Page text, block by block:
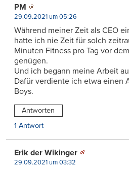
PM
29.09.2021 um 05:26
Während meiner Zeit als CEO
hatte ich nie Zeit für solch
Minuten Fitness pro Tag vor
genügen.
Und ich begann meine Arbeit
Dafür verdiente ich etwa einen
Boys.
Antworten
1 Antwort
Erik der Wikinger
29.09.2021 um 03:32